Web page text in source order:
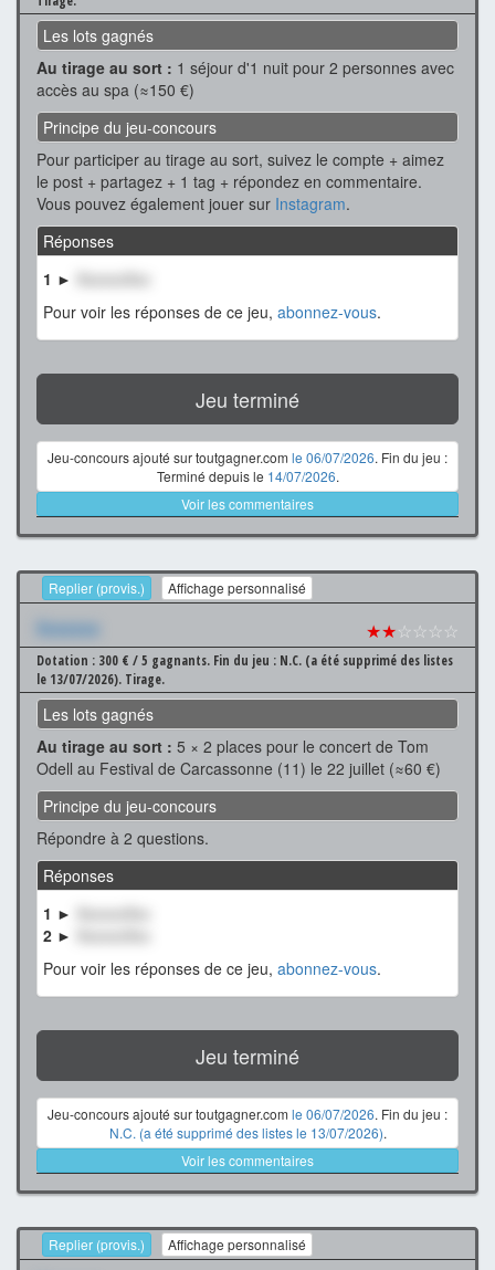
Les lots gagnés
Au tirage au sort : 1 séjour d'1 nuit pour 2 personnes avec
accès au spa (≈150 €)
Principe du jeu-concours
Pour participer au tirage au sort, suivez le compte + aimez
le post + partagez + 1 tag + répondez en commentaire.
Vous pouvez également jouer sur Instagram.
Réponses
1 ►
XxxxxxXxx
Pour voir les réponses de ce jeu, abonnez-vous.
Jeu terminé
Jeu-concours ajouté sur toutgagner.com le 06/07/2026. Fin du jeu :
Terminé depuis le 14/07/2026.
Voir les commentaires
Replier (provis.) Affichage personnalisé
Xxxxxxx ★★☆☆☆☆
Dotation : 300 € / 5 gagnants. Fin du jeu : N.C. (a été supprimé des listes
le 13/07/2026). Tirage.
Les lots gagnés
Au tirage au sort : 5 × 2 places pour le concert de Tom
Odell au Festival de Carcassonne (11) le 22 juillet (≈60 €)
Principe du jeu-concours
Répondre à 2 questions.
Réponses
1 ►
XxxxxxXxx
2 ►
Pour voir les réponses de ce jeu, abonnez-vous.
Jeu terminé
Jeu-concours ajouté sur toutgagner.com le 06/07/2026. Fin du jeu :
N.C. (a été supprimé des listes le 13/07/2026).
Voir les commentaires
Replier (provis.) Affichage personnalisé